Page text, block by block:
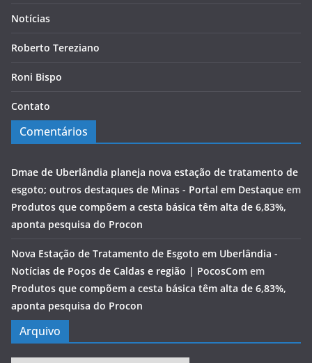
Notícias
Roberto Tereziano
Roni Bispo
Contato
Comentários
Dmae de Uberlândia planeja nova estação de tratamento de
esgoto; outros destaques de Minas - Portal em Destaque em
Produtos que compõem a cesta básica têm alta de 6,83%,
aponta pesquisa do Procon
Nova Estação de Tratamento de Esgoto em Uberlândia -
Notícias de Poços de Caldas e região | PocosCom em
Produtos que compõem a cesta básica têm alta de 6,83%,
aponta pesquisa do Procon
Arquivo